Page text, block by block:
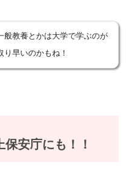
般教養とかは大学で学ぶのが
り早いのかもね！
安庁にも！！